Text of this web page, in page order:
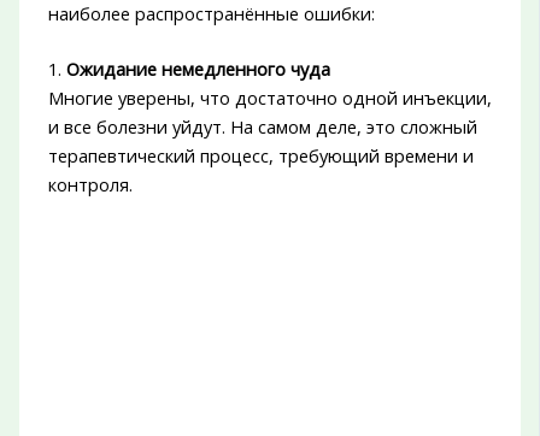
наиболее распространённые ошибки:
1. Ожидание немедленного чуда
Многие уверены, что достаточно одной инъекции,
и все болезни уйдут. На самом деле, это сложный
терапевтический процесс, требующий времени и
контроля.